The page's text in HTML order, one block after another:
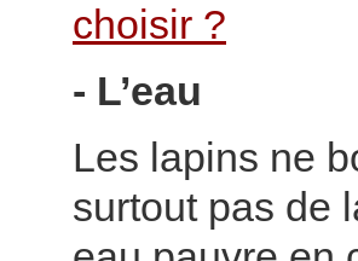
choisir ?
- L’eau
Les lapins ne
surtout pas de